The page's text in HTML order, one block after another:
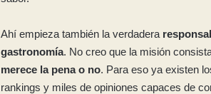
Ahí empieza también la verdadera
gastronomía. No creo que la misión
merece la pena o no. Para eso ya existen
rankings y miles de opiniones capaces de